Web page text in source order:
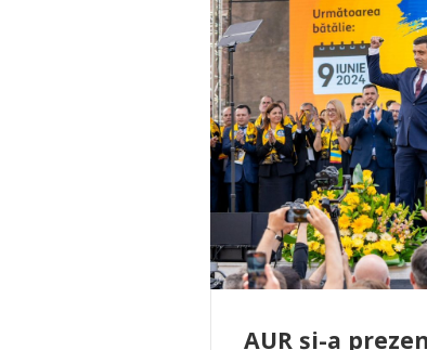
AUR și-a